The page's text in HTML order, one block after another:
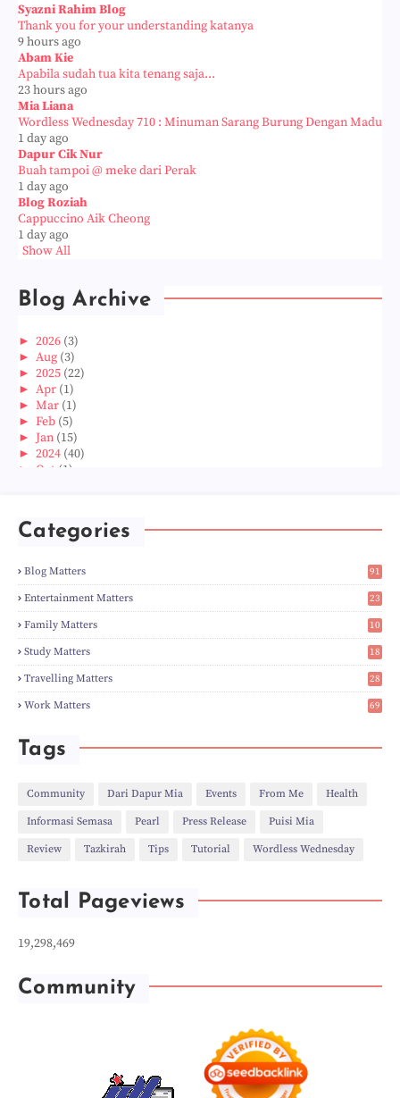
Syazni Rahim Blog
Thank you for your understanding katanya
9 hours ago
Abam Kie
Apabila sudah tua kita tenang saja...
23 hours ago
Mia Liana
Wordless Wednesday 710 : Minuman Sarang Burung Dengan Madu
1 day ago
Dapur Cik Nur
Buah tampoi @ meke dari Perak
1 day ago
Blog Roziah
Cappuccino Aik Cheong
1 day ago
Show All
Blog Archive
► 2026 (3)
► Aug (3)
► 2025 (22)
► Apr (1)
► Mar (1)
► Feb (5)
► Jan (15)
► 2024 (40)
► Oct (1)
►
►Apr(3)
►Feb(6)
►Jan(8)
►2023(224)
►Dec(5)
►Nov (28)
►Oct(50)
►Sept(12)
►Aug(5)
►Jul(8)
►Jun(3)
►Apr(27)
►Mar(31)
►Jan(21)
►Dec(46)
►Oct(10)
►
(4)
►Jun(11)
►Apr (7)
►Mar(24)
►Jan(5)
Categories
Blog Matters
91
0
Entertainment Matters
23
2
Family Matters
10
14
Study Matters
18
9
Travelling Matters
28
6
Work Matters
69
Tags
Community Dari Dapur Mia Events From Me Health
Informasi Semasa Pearl Press Release Puisi Mia
Review Tazkirah Tips Tutorial Wordless Wednesday
Total Pageviews
19,298,469
Community